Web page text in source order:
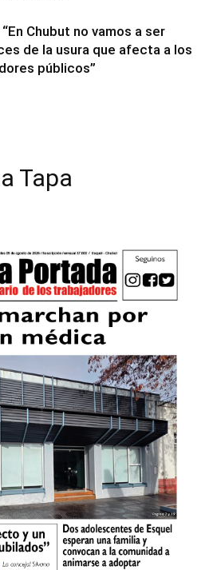
Chubut no vamos a ser
de la usura que afecta a los
públicos”
Tapa